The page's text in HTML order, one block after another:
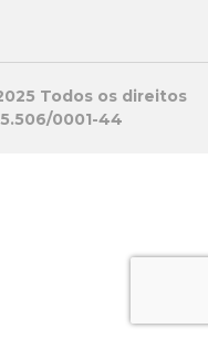
Todos os direitos
0001-44